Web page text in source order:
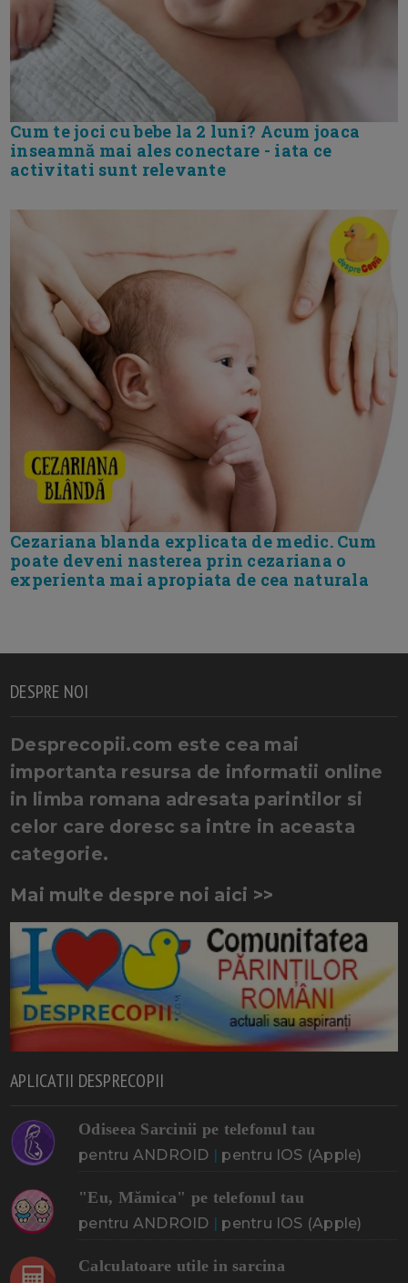
Cum te joci cu bebe la 2 luni? Acum joaca
inseamnă mai ales conectare - iata ce
activitati sunt relevante
Cezariana blanda explicata de medic. Cum
poate deveni nasterea prin cezariana o
experienta mai apropiata de cea naturala
DESPRE NOI
Desprecopii.com este cea mai
importanta resursa de informatii online
in limba romana adresata parintilor si
celor care doresc sa intre in aceasta
categorie.
Mai multe despre noi aici >>
APLICATII DESPRECOPII
Odiseea Sarcinii pe telefonul tau
pentru ANDROID | pentru IOS (Apple)
"Eu, Mămica" pe telefonul tau
pentru ANDROID | pentru IOS (Apple)
Calculatoare utile in sarcina